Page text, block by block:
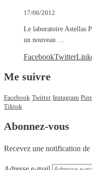
17/06/2012
Le laboratoire Astellas
un nouveau …
FacebookTwitter
Me suivre
Facebook Twitter Instagram
Tiktok
Abonnez-vous
Recevez une notification